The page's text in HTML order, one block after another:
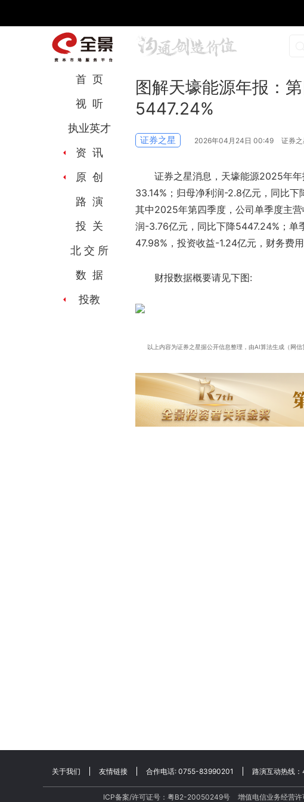
视频号 全景网官微 微信公众号 头条号 百家号
首 页
视 听
执业英才
资 讯
原 创
路 演
投 关
北 交 所
数 据
投教
图解天壕能源年报：
5447.24%
证券之星 2026年04月24日 00:49 证券之
证券之星消息，天壕能源2025年
33.14%；归母净利润-2.8亿元，同比
其中2025年第四季度，公司单季度主
润-3.76亿元，同比下降5447.24%；单
47.98%，投资收益-1.24亿元，财务费
财报数据概要请见下图:
以上内容为证券之星据公开信息整理，由AI算法生成（网
关于我们 友情链接 合作电话: 0755-83990201 路演互动热线
ICP备案/许可证号：粤B2-20050249号 增值电信业务经营